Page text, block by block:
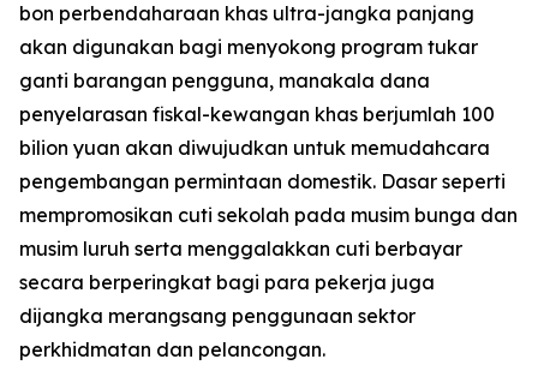
bon perbendaharaan khas ultra-jangka panjang
akan digunakan bagi menyokong program tukar
ganti barangan pengguna, manakala dana
penyelarasan fiskal-kewangan khas berjumlah 100
bilion yuan akan diwujudkan untuk memudahcara
pengembangan permintaan domestik. Dasar seperti
mempromosikan cuti sekolah pada musim bunga dan
musim luruh serta menggalakkan cuti berbayar
secara berperingkat bagi para pekerja juga
dijangka merangsang penggunaan sektor
perkhidmatan dan pelancongan.